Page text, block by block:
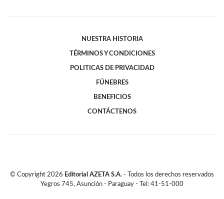
NUESTRA HISTORIA
TÉRMINOS Y CONDICIONES
POLITICAS DE PRIVACIDAD
FÚNEBRES
BENEFICIOS
CONTÁCTENOS
© Copyright 2026 Editorial AZETA S.A. - Todos los derechos reservados
Yegros 745, Asunción - Paraguay - Tel: 41-51-000